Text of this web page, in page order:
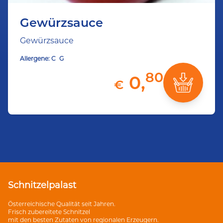
Gewürzsauce
Gewürzsauce
Allergene: C G
€ 0,80
Schnitzelpalast
Österreichische Qualität seit Jahren.
Frisch zubereitete Schnitzel
mit den besten Zutaten von regionalen Erzeugern.